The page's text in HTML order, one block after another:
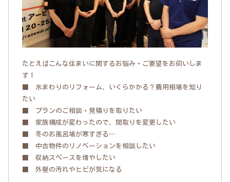
たとえばこんな住まいに関するお悩み・ご要望をお伺いしま
す！
■ 水まわりのリフォーム、いくらかかる？費用相場を知り
たい
■ プランのご相談・見積りを取りたい
■ 家族構成が変わったので、間取りを変更したい
■ 冬のお風呂場が寒すぎる…
■ 中古物件のリノベーションを相談したい
■ 収納スペースを増やしたい
■ 外壁の汚れやヒビが気になる